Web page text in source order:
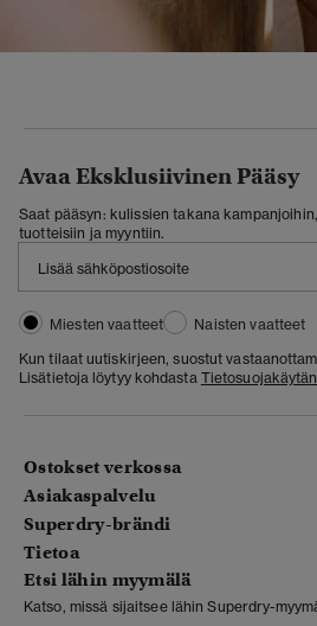
Avaa Eksklusiivinen Pääsy
Saat pääsyn: kulissien takana
tuotteisiin ja myyntiin.
Miesten vaatteet
Naisten vaatteet
Kun tilaat uutiskirjeen, suostut
Lisätietoja löytyy kohdasta
Ostokset verkossa
Asiakaspalvelu
Superdry-brändi
Tietoa
Etsi lähin myymälä
Katso, missä sijaitsee lähin Superdry-